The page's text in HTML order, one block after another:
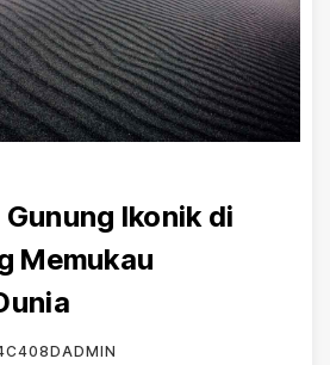
Ikonik di
Memukau